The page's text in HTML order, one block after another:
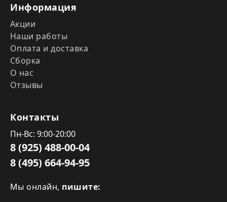
Информация
Акции
Наши работы
Оплата и доставка
Сборка
О нас
Отзывы
Контакты
Пн-Вс: 9:00-20:00
8 (925) 488-00-04
8 (495) 664-94-95
Мы онлайн, пишите: